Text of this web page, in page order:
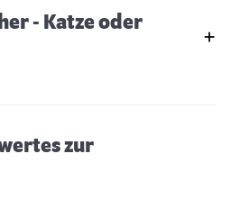
- Katze oder
zur